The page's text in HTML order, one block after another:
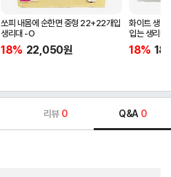
쏘피 내몸에 순한면 중형 22+22개입
생리대 -O
18% 22,050원
화이트 생리
입는 생리대
18%
리뷰 0 Q&A 0